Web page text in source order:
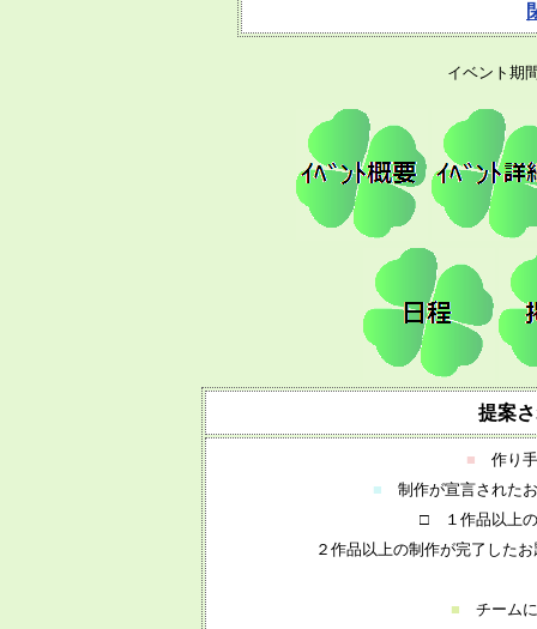
イベント期
提案
■ 作り
■ 制作が宣言され
□ １作品以上
２作品以上の制作が完了した
■ チーム